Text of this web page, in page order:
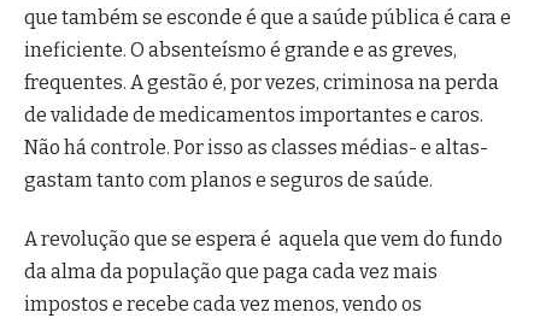
que também se esconde é que a saúde pública é cara e
ineficiente. O absenteísmo é grande e as greves,
frequentes. A gestão é, por vezes, criminosa na perda
de validade de medicamentos importantes e caros.
Não há controle. Por isso as classes médias- e altas-
gastam tanto com planos e seguros de saúde.
A revolução que se espera é aquela que vem do fundo
da alma da população que paga cada vez mais
impostos e recebe cada vez menos, vendo os